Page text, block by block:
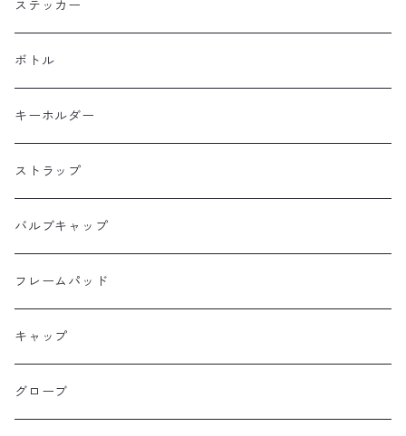
BOGEWORKS
Burrito House Original
CAMELCHOPS
Dripper cycle
Ellum Bag Works
Farewell
Farther Bag Co
HANDUP
フォークバッグ
ステムバッグ
フレームバッグ
ドリンクバッグ
リアトップチューブバッグ
サドルバッグ
サコッシュ
ポーチ・財布
バックパック
ステッカー
ボトル
キーホルダー
ストラップ
バルブキャップ
フレームパッド
キャップ
グローブ